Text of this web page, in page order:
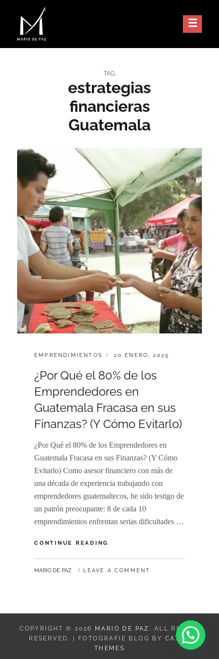
TAG:
estrategias
financieras
Guatemala
EMPRENDIMIENTOS 20 ENERO, 2025
¿Por Qué el 80% de los
Emprendedores en
Guatemala Fracasa en sus
Finanzas? (Y Cómo Evitarlo)
¿Por Qué el 80% de los Emprendedores en
Guatemala Fracasa en sus Finanzas? (Y Cómo
Evitarlo) Como asesor financiero con más de
una década de experiencia trabajando con
emprendedores guatemaltecos, he sido testigo de
un patrón preocupante: 8 de cada 10
emprendimientos enfrentan serias dificultades …
CONTINUE READING
MARIO DE PAZ LEAVE A COMMENT
COPYRIGHT © 2026 MARIO DE PAZ . ALL RIGHTS
RESERVED. | FOTOGRAFIE BLOG BY CATCH
THEMES